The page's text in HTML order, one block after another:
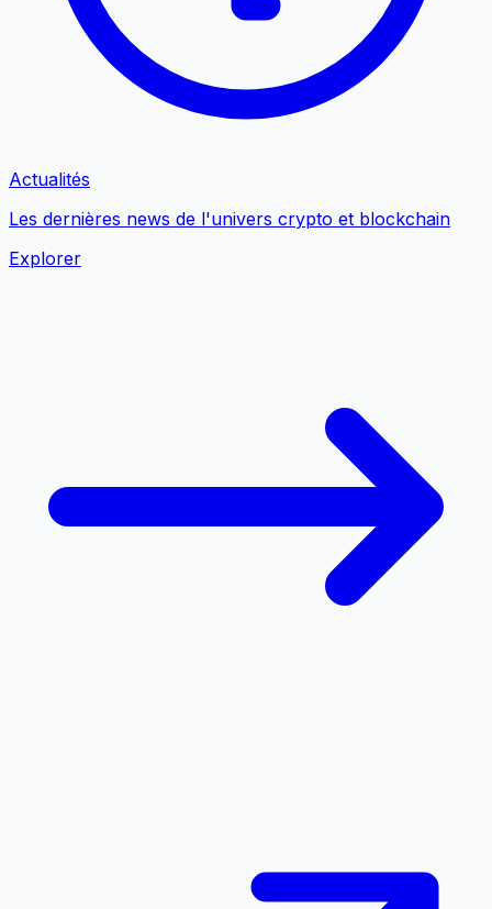
Actualités
Les dernières news de l'univers crypto et blockchain
Explorer